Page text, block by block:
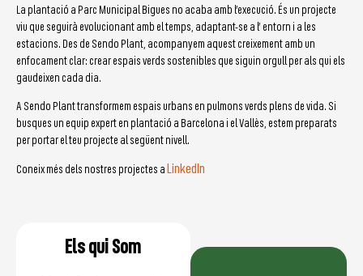
La plantació a Parc Municipal Bigues no acaba amb l’execució. És un projecte
viu que seguirà evolucionant amb el temps, adaptant-se a l’ entorn i a les
estacions. Des de Sendo Plant, acompanyem aquest creixement amb un
enfocament clar: crear espais verds sostenibles que siguin orgull per als qui els
gaudeixen cada dia.
A Sendo Plant transformem espais urbans en pulmons verds plens de vida. Si
busques un equip expert en plantació a Barcelona i el Vallès, estem preparats
per portar el teu projecte al següent nivell.
Coneix més dels nostres projectes a LinkedIn
Els qui Som